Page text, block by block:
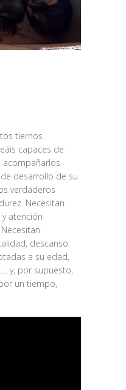
tiernos
capaces de
desarrollo de su
verdaderos
Necesitan
atención
descanso
a su edad,
y, por supuesto,
un tiempo,